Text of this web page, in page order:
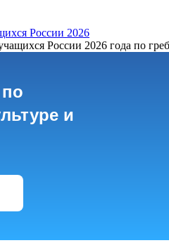
России 2026
России 2026 года по
и